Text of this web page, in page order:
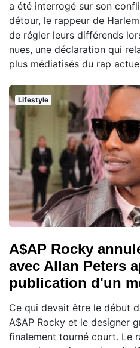
a été interrogé sur son
détour, le rappeur de
de régler leurs différends
nues, une déclaration qui
plus médiatisés du rap
Lifestyle
A$AP Rocky
avec Allan Peters
publication d'un
Ce qui devait être le début
A$AP Rocky et le designer
finalement tourné court. Le